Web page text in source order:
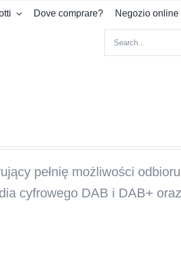
Dove comprare? Negozio online
pełnię możliwości
cyfrowego DAB i DAB+